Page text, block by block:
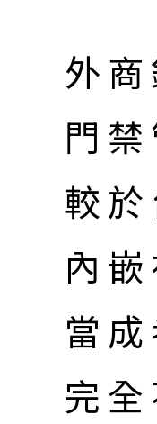
外
門
較
內
當
完